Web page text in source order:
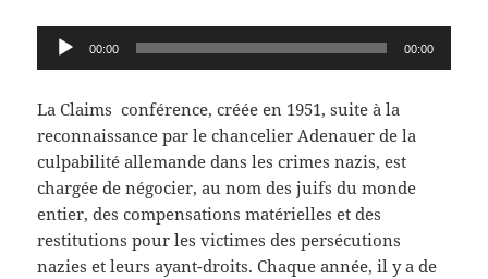
Lecteur
audio
00:00 00:00
La Claims conférence, créée en 1951, suite à la
reconnaissance par le chancelier Adenauer de la
culpabilité allemande dans les crimes nazis, est
chargée de négocier, au nom des juifs du monde
entier, des compensations matérielles et des
restitutions pour les victimes des persécutions
nazies et leurs ayant-droits. Chaque année, il y a de